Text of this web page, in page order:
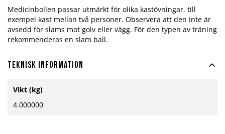
Medicinbollen passar utmärkt för olika kastövningar, till
exempel kast mellan två personer. Observera att den inte är
avsedd för slams mot golv eller vägg. För den typen av träning
rekommenderas en slam ball.
Teknisk information
information
Vikt (kg)
4.000000